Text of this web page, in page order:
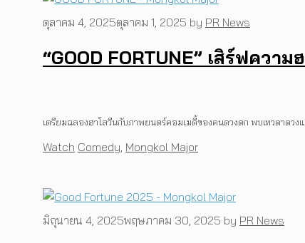
“GOOD FORTUNE” เสิร์ฟคว
ตุลาคม 4, 2025ตุลาคม 1, 2025 by PR News
เตรียมฉลองฮาโลวีนกับภาพยนตร์คอมเมดี้ของคนดวงตก พบเทวดาดว
Categories
Watch Tags
Comedy Mongkol Major
มิถุนายน 4, 2025พฤษภาคม 30, 2025 by PR News